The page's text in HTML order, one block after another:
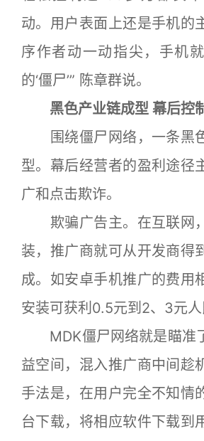
动。用户表面上还是手机的
序作者动一动指尖，手机
的‘僵尸’” 陈章群说。
黑色产业链成型 幕后控
围绕僵尸网络，一条黑
型。幕后经营者的盈利途径
广和点击欺诈。
欺骗广告主。在互联网
装，推广商就可从开发商得
成。如安卓手机推广的费用
安装可获利0.5元到2、3元人
MDK僵尸网络就是瞄准
益空间，混入推广商中间趁
手法是，在用户完全不知情
台下载，将相应软件下载到